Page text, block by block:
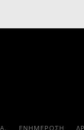
ΕΝΗΜΕΡΩΣΗ